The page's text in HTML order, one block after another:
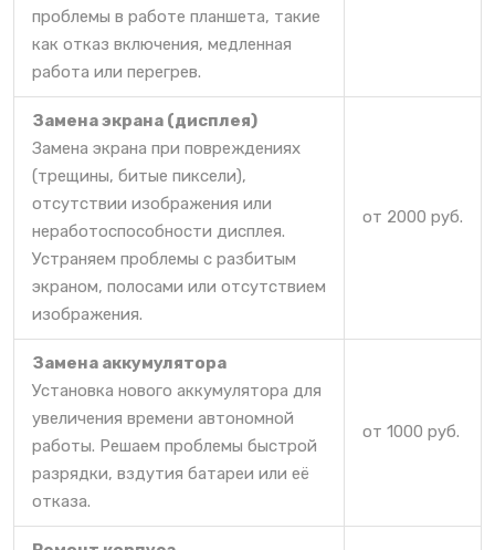
проблемы в работе планшета, такие
как отказ включения, медленная
работа или перегрев.
Замена экрана (дисплея)
Замена экрана при повреждениях
(трещины, битые пиксели),
отсутствии изображения или
неработоспособности дисплея.
Устраняем проблемы с разбитым
экраном, полосами или отсутствием
изображения.
от 2000 руб.
Замена аккумулятора
Установка нового аккумулятора для
увеличения времени автономной
работы. Решаем проблемы быстрой
разрядки, вздутия батареи или её
отказа.
от 1000 руб.